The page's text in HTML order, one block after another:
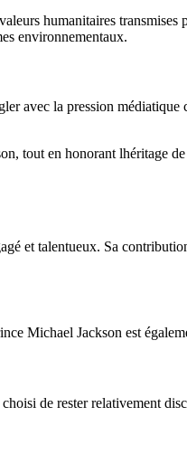
humanitaires transmises
environnementaux.
avec la pression médiatique
tout en honorant lhéritage
et talentueux. Sa
Michael Jackson est
de rester relativement